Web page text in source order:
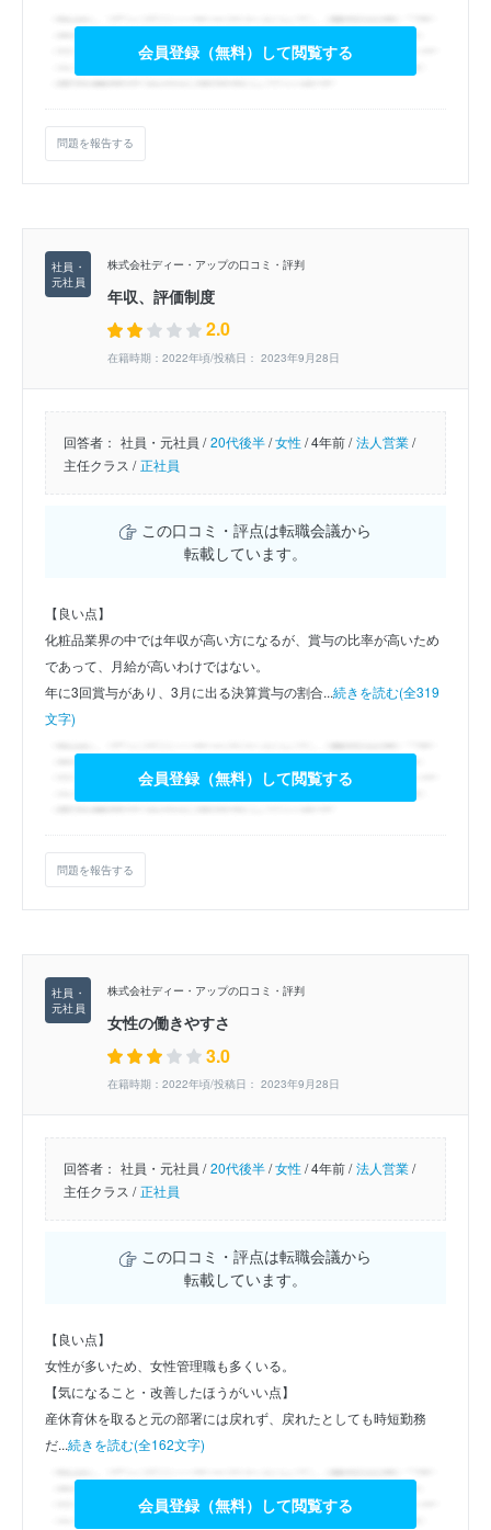
会員登録（無料）して閲覧する
問題を報告する
株式会社ディー・アップの口コミ・評判
年収、評価制度
2.0
在籍時期：2022年頃/投稿日： 2023年9月28日
回答者： 社員・元社員 / 20代後半/女性/4年前 / 法人営業/
主任クラス / 正社員
この口コミ・評点は転職会議から
転載しています。
【良い点】
化粧品業界の中では年収が高い方になるが、賞与の比率が高いため
であって、月給が高いわけではない。
年に3回賞与があり、3月に出る決算賞与の割合...続きを読む(全319
文字)
会員登録（無料）して閲覧する
問題を報告する
株式会社ディー・アップの口コミ・評判
女性の働きやすさ
3.0
在籍時期：2022年頃/投稿日： 2023年9月28日
回答者： 社員・元社員 / 20代後半/女性/4年前 / 法人営業/
主任クラス / 正社員
この口コミ・評点は転職会議から
転載しています。
【良い点】
女性が多いため、女性管理職も多くいる。
【気になること・改善したほうがいい点】
産休育休を取ると元の部署には戻れず、戻れたとしても時短勤務
だ...続きを読む(全162文字)
会員登録（無料）して閲覧する